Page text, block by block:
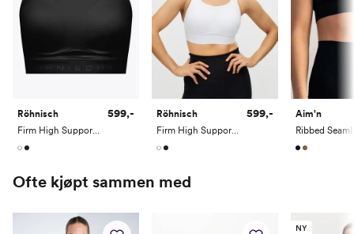
Röhnisch
Firm High Support Sportsbra
599,-
Röhnisch
Firm High Support Sportsbra
599,- Aim'n
Ofte kjøpt sammen med
NY